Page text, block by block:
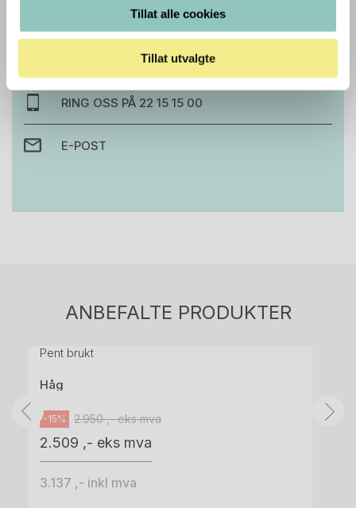
Tillat alle cookies
Tillat utvalgte
Trenger du hjelp med et større kjøp eller
prosjekt?
Ta kontakt med oss så hjelper vi deg!
RING OSS PÅ 22 15 15 00
E-POST
ANBEFALTE PRODUKTER
H05 5600 Swingback-armlene Mørk
Pent brukt
Håg
-15% 2.950 ,- eks mva
2.509 ,- eks mva
3.137 ,- inkl mva